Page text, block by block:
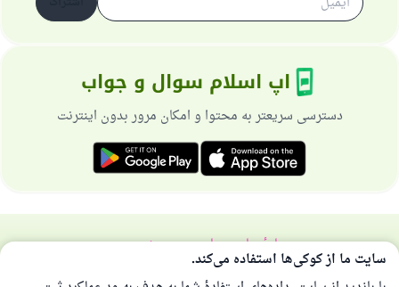
اپ اسلام سوال و جواب
دسترسی سریعتر به محتوا و امکان مرور بدون اینترنت
دربارهٔ سایتسیاست حریم خصوصی
همهٔ حقوق برای سایت اسلام سوال و جواب محفوظ است 1997-2025 ©
سایت ما از کوکی‌ها استفاده می‌کند.